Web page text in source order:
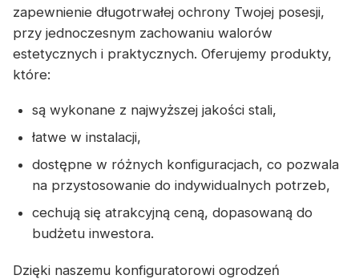
zapewnienie długotrwałej ochrony Twojej posesji,
przy jednoczesnym zachowaniu walorów
estetycznych i praktycznych. Oferujemy produkty,
które:
są wykonane z najwyższej jakości stali,
łatwe w instalacji,
dostępne w różnych konfiguracjach, co pozwala
na przystosowanie do indywidualnych potrzeb,
cechują się atrakcyjną ceną, dopasowaną do
budżetu inwestora.
Dzięki naszemu konfiguratorowi ogrodzeń